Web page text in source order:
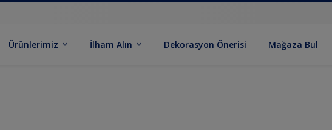
Ürünlerimiz İlham Alın Dekorasyon Önerisi Mağaza Bul